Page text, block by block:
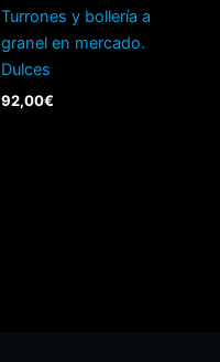
Turrones y bollería a
granel en mercado.
Dulces
92,00€